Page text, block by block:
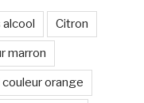
alcool Citron
marron
orange